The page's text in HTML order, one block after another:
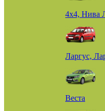
4х4, Нива
Ларгус,
Веста